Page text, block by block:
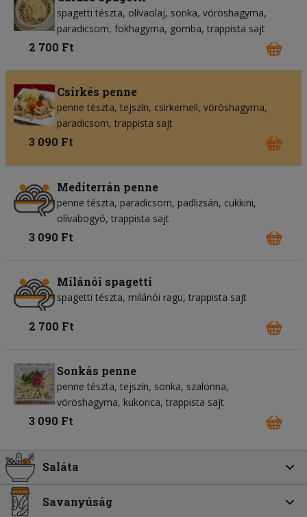
spagetti tészta olívaolaj sonka vöröshagyma
paradicsom fokhagyma gomba trappista sajt
2 700 Ft
Csirkés penne
penne tészta tejszín csirkemell vöröshagyma
paradicsom trappista sajt
3 090 Ft
Mediterrán penne
penne tészta paradicsom padlizsán cukkini
olívabogyó trappista sajt
3 090 Ft
Milánói spagetti
spagetti tészta milánói ragu trappista sajt
2 700 Ft
Sonkás penne
penne tészta tejszín sonka szalonna
vöröshagyma kukorica trappista sajt
3 090 Ft
Saláta
Savanyúság